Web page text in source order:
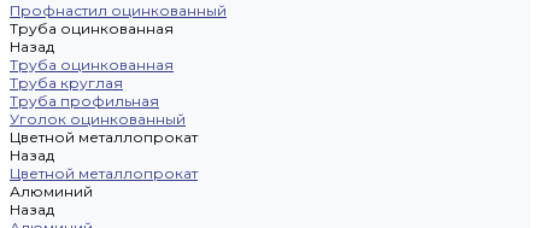
Профнастил оцинкованный
Труба оцинкованная
Назад
Труба оцинкованная
Труба круглая
Труба профильная
Уголок оцинкованный
Цветной металлопрокат
Назад
Цветной металлопрокат
Алюминий
Назад